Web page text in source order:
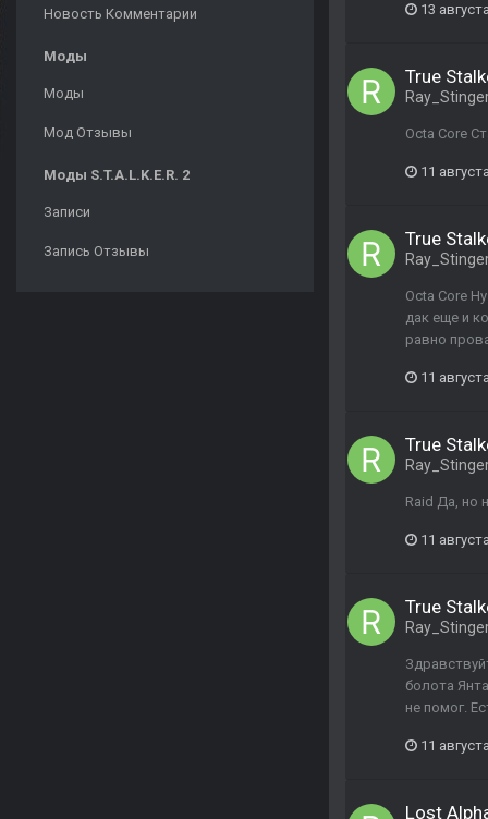
Новость Комментарии
Моды
Моды
Мод Отзывы
Моды S.T.A.L.K.E.R. 2
Записи
Запись Отзывы
13
True
Octa Core
11
True
Octa Core
дак еще и
равно
11
True
Raid Да, но
11
True
болота
не помог.
11
Lost